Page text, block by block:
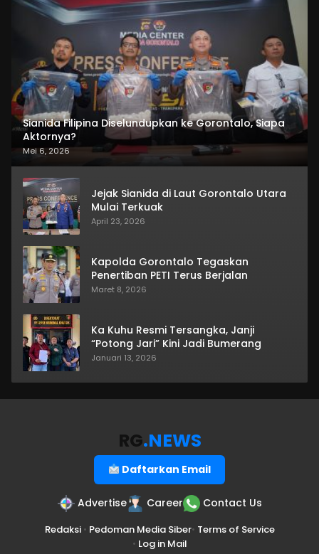
Sianida Filipina Diselundupkan ke Gorontalo, Siapa
Aktornya?
Mei 6, 2026
Jejak Sianida di Laut Gorontalo Utara
Mulai Terkuak
April 23, 2026
Kapolda Gorontalo Tegaskan
Penertiban PETI Terus Berjalan
Maret 8, 2026
Ka Kuhu Resmi Tersangka, Janji
“Potong Jari” Kini Jadi Bumerang
Januari 13, 2026
RG.NEWS
Daftarkan Email
Advertise Career Contact Us
Redaksi• Pedoman Media Siber• Terms of Service
• Log in Mail